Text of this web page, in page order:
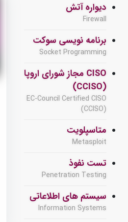
دیواره آتش
Firewall
برنامه نویسی سوکت
Socket Programming
CISO مجاز شورای اروپا
(CCISO)
EC-Council Certified CISO
(CCISO)
متاسپلویت
Metasploit
تست نفوذ
Penetration Testing
سیستم های اطلاعاتی
Information Systems